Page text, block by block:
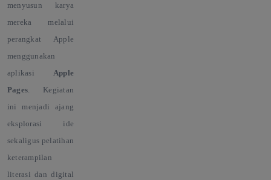
menyusun karya
mereka melalui
perangkat Apple
menggunakan
aplikasi Apple
Pages. Kegiatan
ini menjadi ajang
eksplorasi ide
sekaligus pelatihan
keterampilan
literasi dan digital